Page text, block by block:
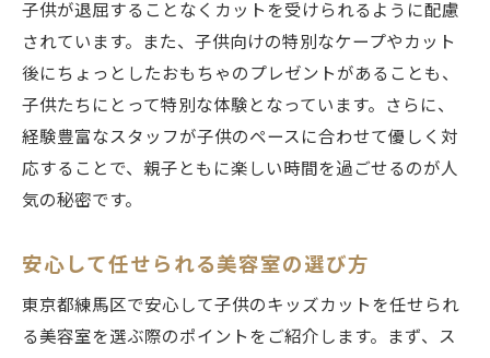
子供が退屈することなくカットを受けられるように配慮
されています。また、子供向けの特別なケープやカット
後にちょっとしたおもちゃのプレゼントがあることも、
子供たちにとって特別な体験となっています。さらに、
経験豊富なスタッフが子供のペースに合わせて優しく対
応することで、親子ともに楽しい時間を過ごせるのが人
気の秘密です。
安心して任せられる美容室の選び方
東京都練馬区で安心して子供のキッズカットを任せられ
る美容室を選ぶ際のポイントをご紹介します。まず、ス